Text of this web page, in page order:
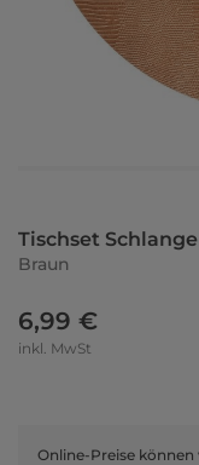
Tischset Schlange
Braun
6,99 €
inkl. MwSt